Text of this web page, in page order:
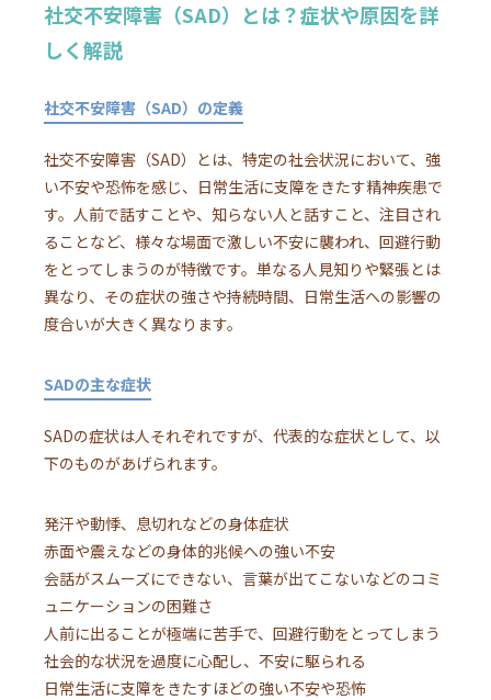
社交不安障害（SAD）とは？症状や原因を詳
しく解説
社交不安障害（SAD）の定義
社交不安障害（SAD）とは、特定の社会状況において、強
い不安や恐怖を感じ、日常生活に支障をきたす精神疾患で
す。人前で話すことや、知らない人と話すこと、注目され
ることなど、様々な場面で激しい不安に襲われ、回避行動
をとってしまうのが特徴です。単なる人見知りや緊張とは
異なり、その症状の強さや持続時間、日常生活への影響の
度合いが大きく異なります。
SADの主な症状
SADの症状は人それぞれですが、代表的な症状として、以
下のものがあげられます。
発汗や動悸、息切れなどの身体症状
赤面や震えなどの身体的兆候への強い不安
会話がスムーズにできない、言葉が出てこないなどのコミ
ュニケーションの困難さ
人前に出ることが極端に苦手で、回避行動をとってしまう
社会的な状況を過度に心配し、不安に駆られる
日常生活に支障をきたすほどの強い不安や恐怖